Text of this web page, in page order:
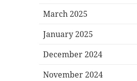
March 2025
January 2025
December 2024
November 2024